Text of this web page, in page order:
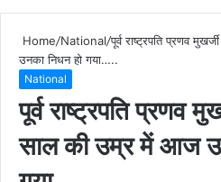
Home/National/पूर्व राष्ट्रपति प्रणव
उनका निधन हो गया…..
National
पूर्व राष्ट्रपति प्रणव
साल की उम्र में आज